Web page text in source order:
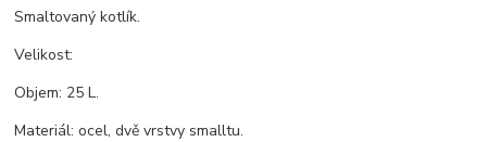
Smaltovaný kotlík.
Velikost:
Objem: 25 L.
Materiál: ocel, dvě vrstvy smalltu.